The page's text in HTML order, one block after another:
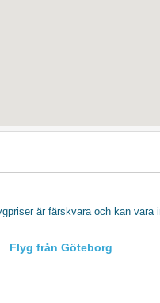
är färskvara och kan vara
Flyg från Göteborg